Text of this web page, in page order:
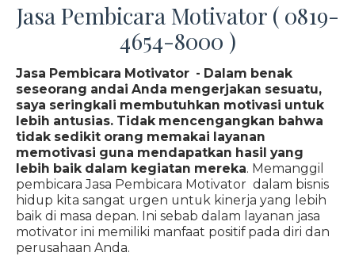
Jasa Pembicara Motivator ( 0819-
4654-8000 )
Jasa Pembicara Motivator - Dalam benak
seseorang andai Anda mengerjakan sesuatu,
saya seringkali membutuhkan motivasi untuk
lebih antusias. Tidak mencengangkan bahwa
tidak sedikit orang memakai layanan
memotivasi guna mendapatkan hasil yang
lebih baik dalam kegiatan mereka. Memanggil
pembicara Jasa Pembicara Motivator dalam bisnis
hidup kita sangat urgen untuk kinerja yang lebih
baik di masa depan. Ini sebab dalam layanan jasa
motivator ini memiliki manfaat positif pada diri dan
perusahaan Anda.